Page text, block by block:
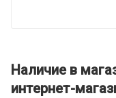
Наличие в
интернет-